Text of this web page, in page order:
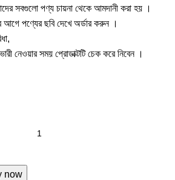
সবগুলো পণ্য চায়না থেকে আমদানী করা হয় ।
আগে পণ্যের ছবি দেখে অর্ডার করুন ।
নেওয়ার সময় প্রোডাক্টটি চেক করে নিবেন ।
now